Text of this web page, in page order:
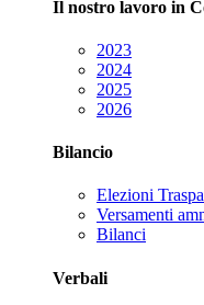
Il nostro lavoro in
2023
2024
2025
2026
Bilancio
Elezioni
Versamenti
Bilanci
Verbali